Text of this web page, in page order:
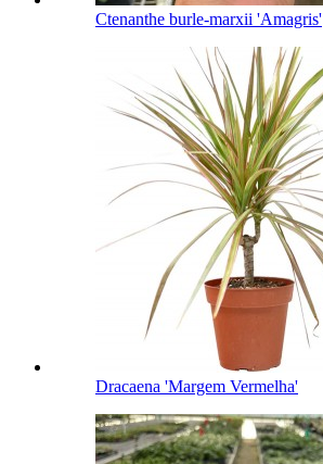
Ctenanthe burle-marxii 'Amagris'
Dracaena 'Margem Vermelha'